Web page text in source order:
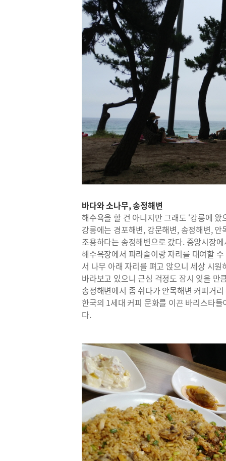
바다와 소나무, 송정해변
해수욕을 할 건 아니지만 그래도 ‘강릉에
강릉에는 경포해변, 강문해변, 송정해변,
조용하다는 송정해변으로 갔다. 중앙시장
해수욕장에서 파라솔이랑 자리를 대여할
서 나무 아래 자리를 펴고 앉으니 세상 시
바라보고 있으니 근심 걱정도 잠시 잊을 만
송정해변에서 좀 쉬다가 안목해변 커피거
한국의 1세대 커피 문화를 이끈 바리스타
다.